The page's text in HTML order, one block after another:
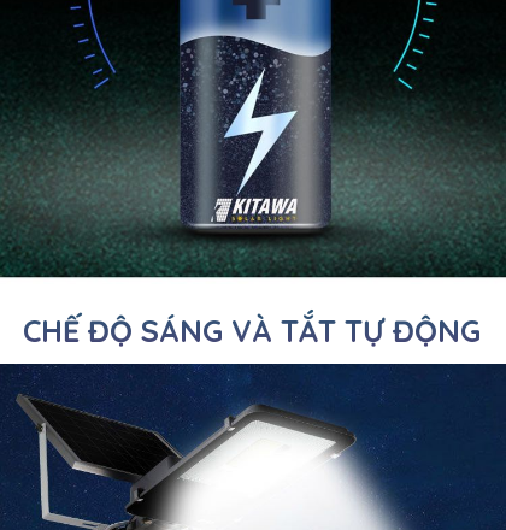
CHẾ ĐỘ SÁNG VÀ TẮT TỰ ĐỘNG